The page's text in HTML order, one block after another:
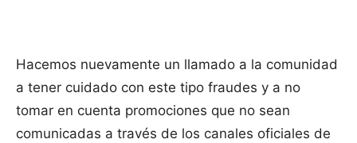
Hacemos nuevamente un llamado a la comunidad
a tener cuidado con este tipo fraudes y a no
tomar en cuenta promociones que no sean
comunicadas a través de los canales oficiales de